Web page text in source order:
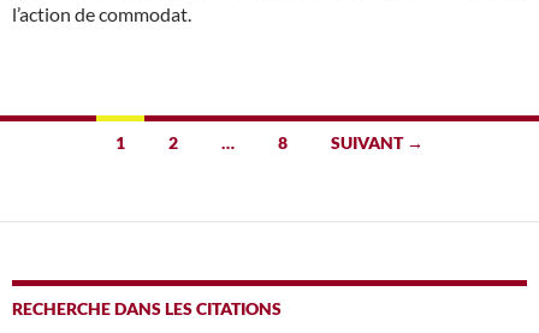
l’action de commodat.
Navigation
articles
1 2 … 8 SUIVANT →
RECHERCHE DANS LES CITATIONS